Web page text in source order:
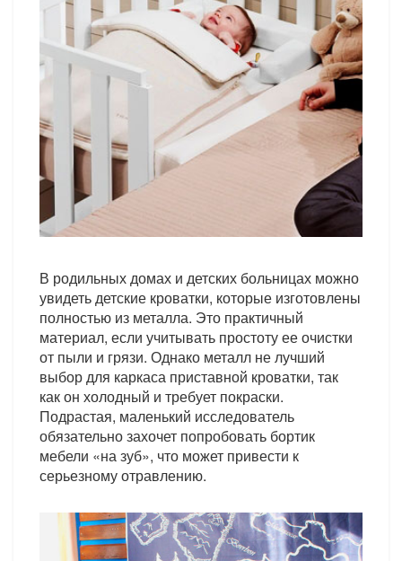
В родильных домах и детских больницах можно
увидеть детские кроватки, которые изготовлены
полностью из металла. Это практичный
материал, если учитывать простоту ее очистки
от пыли и грязи. Однако металл не лучший
выбор для каркаса приставной кроватки, так
как он холодный и требует покраски.
Подрастая, маленький исследователь
обязательно захочет попробовать бортик
мебели «на зуб», что может привести к
серьезному отравлению.